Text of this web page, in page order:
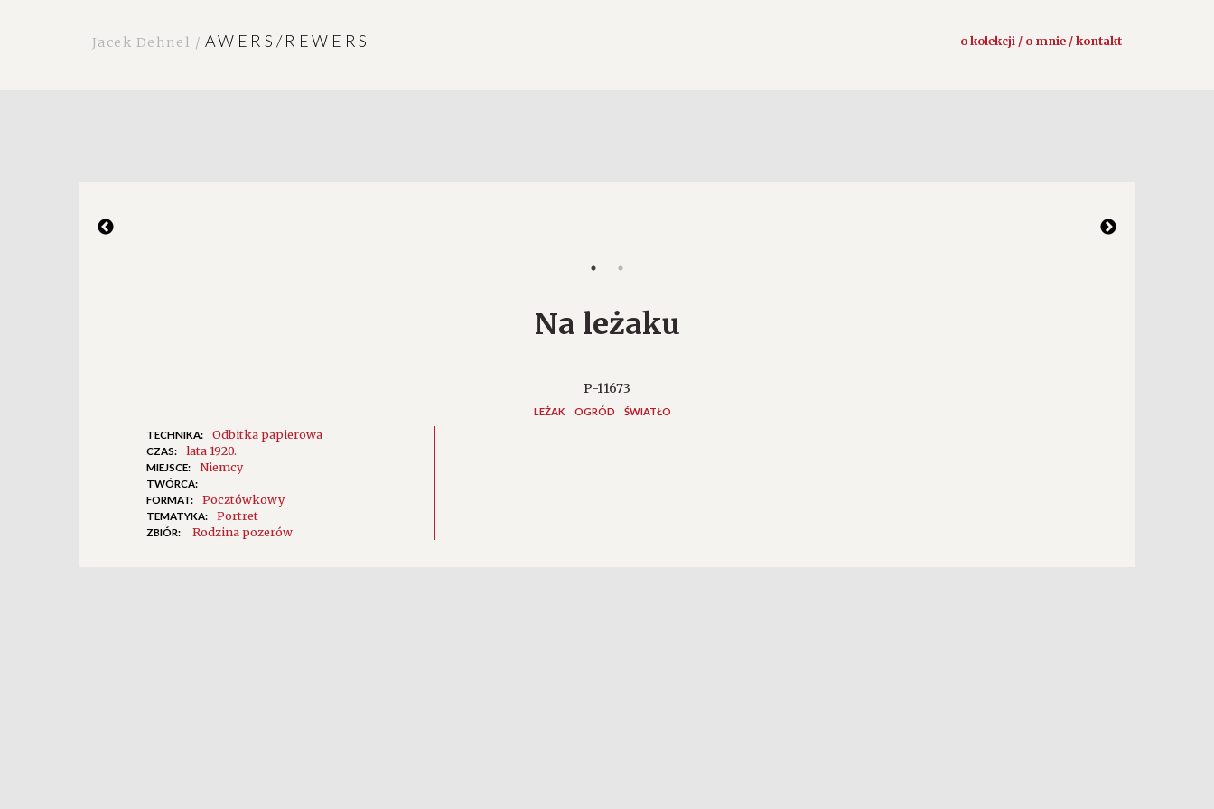
Jacek Dehnel / AWERS/REWERS o kolekcji / o mnie / kontakt
Na leżaku
P-11673
LEŻAK OGRÓD ŚWIATŁO
TECHNIKA: Odbitka papierowa
CZAS: lata 1920.
MIEJSCE: Niemcy
TWÓRCA:
FORMAT:
Pocztówkowy
TEMATYKA: Portret
ZBIÓR: Rodzina pozerów